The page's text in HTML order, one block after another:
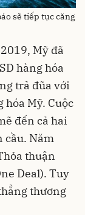
sẽ tiếp tục căng
Mỹ đã
hàng hóa
trả đũa với
hóa Mỹ. Cuộc
đến cả hai
cầu. Năm
thuận
Deal). Tuy
thương